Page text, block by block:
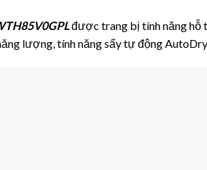
được trang bị tính năng hỗ
lượng, tính năng sấy tự động